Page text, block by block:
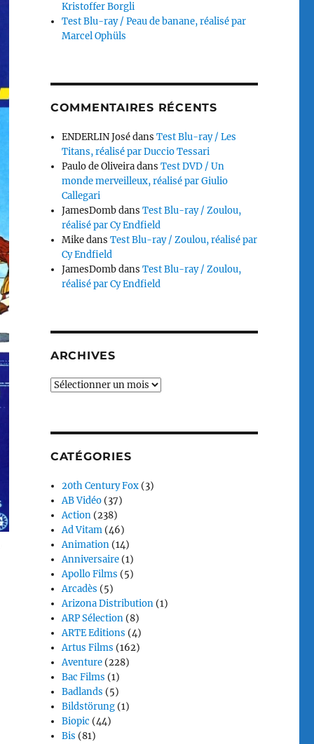
Kristoffer Borgli
Test Blu-ray / Peau de banane, réalisé par
Marcel Ophüls
COMMENTAIRES RÉCENTS
ENDERLIN JosédansTest Blu-ray / Les
Titans, réalisé par Duccio Tessari
Paulo de OliveiradansTest DVD / Un
monde merveilleux, réalisé par Giulio
Callegari
JamesDombdansTest Blu-ray / Zoulou,
réalisé par Cy Endfield
MikedansTest Blu-ray / Zoulou, réalisé par
Cy Endfield
JamesDombdansTest Blu-ray / Zoulou,
réalisé par Cy Endfield
ARCHIVES
Archives
CATÉGORIES
20th Century Fox (3)
AB Vidéo (37)
Action (238)
Ad Vitam (46)
Animation (14)
Anniversaire (1)
Apollo Films (5)
Arcadès (5)
Arizona Distribution (1)
ARP Sélection (8)
ARTE Editions (4)
Artus Films (162)
Aventure (228)
Bac Films (1)
Badlands (5)
Bildstörung (1)
Biopic (44)
Bis (81)